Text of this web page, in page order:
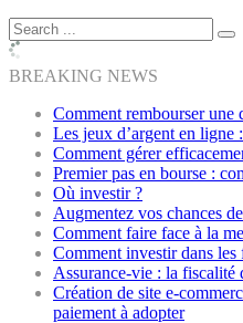
BREAKING NEWS
Comment rembourser une
Les jeux d’argent en ligne
Comment gérer
Premier pas en bourse :
Où investir ?
Augmentez vos chances
Comment faire face à la
Comment investir dans les
Assurance-vie : la fiscalité
Création de site e-
paiement à adopter